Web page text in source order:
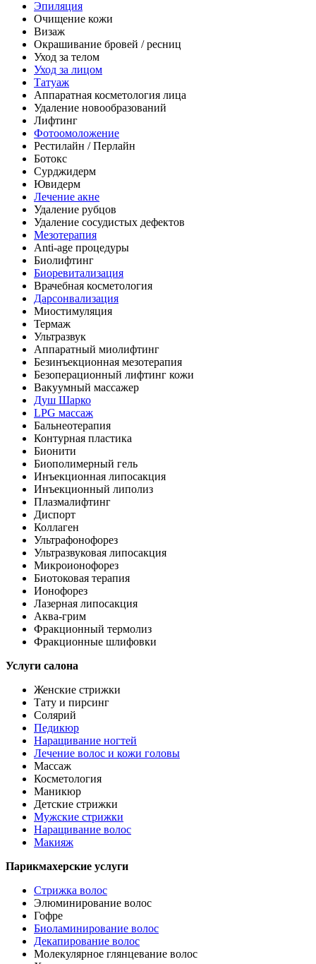
Эпиляция
Очищение кожи
Визаж
Окрашивание бровей / ресниц
Уход за телом
Уход за лицом
Татуаж
Аппаратная косметология лица
Удаление новообразований
Лифтинг
Фотоомоложение
Рестилайн / Перлайн
Ботокс
Сурджидерм
Ювидерм
Лечение акне
Удаление рубцов
Удаление сосудистых дефектов
Мезотерапия
Anti-age процедуры
Биолифтинг
Биоревитализация
Врачебная косметология
Дарсонвализация
Миостимуляция
Термаж
Ультразвук
Аппаратный миолифтинг
Безинъекционная мезотерапия
Безоперационный лифтинг кожи
Вакуумный массажер
Душ Шарко
LPG массаж
Бальнеотерапия
Контурная пластика
Бионити
Биополимерный гель
Инъекционная липосакция
Инъекционный липолиз
Плазмалифтинг
Диспорт
Коллаген
Ультрафонофорез
Ультразвуковая липосакция
Микроионофорез
Биотоковая терапия
Ионофорез
Лазерная липосакция
Аква-грим
Фракционный термолиз
Фракционные шлифовки
Услуги салона
Женские стрижки
Тату и пирсинг
Солярий
Педикюр
Наращивание ногтей
Лечение волос и кожи головы
Массаж
Косметология
Маникюр
Детские стрижки
Мужские стрижки
Наращивание волос
Макияж
Парикмахерские услуги
Стрижка волос
Элюминирование волос
Гофре
Биоламинирование волос
Декапирование волос
Молекулярное глянцевание волос